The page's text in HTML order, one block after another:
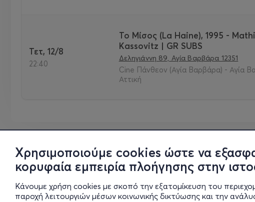
Χρησιμοποιούμε cookies ώστε να
κορυφαία εμπειρία πλοήγησης στην
Κάνουμε χρήση cookies με σκοπό την εξατομίκευση του
παροχή λειτουργιών μέσων κοινωνικής δικτύωσης και την
Τετ, 12/8
22:40
Το Μίσος (La Haine), 1995 -
Kassovitz | GR SUBS
Δεληγιάννη 89, Αγία Βαρβάρα 12351
Cine Πάνθεον (Αγία Βαρβάρα) - Αγία
Αττική